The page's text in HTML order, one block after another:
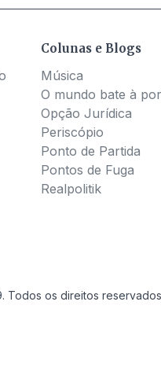
Colunas e Blogs
Música
O mundo bate à
Opção Jurídica
Periscópio
Ponto de Partida
Pontos de Fuga
Realpolitik
Todos os direitos